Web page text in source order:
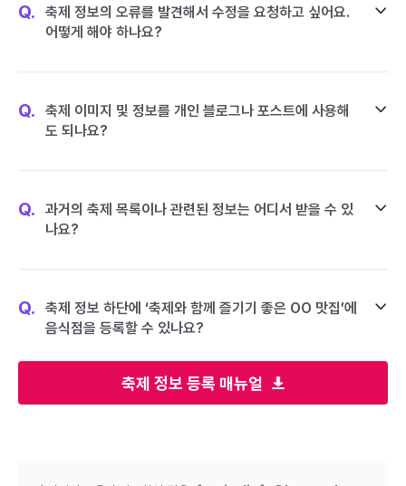
축제 정보 등록 매뉴얼
Q.
축제 정보의 오류를 발견해서 수정을 요청하고 싶어요.
어떻게 해야 하나요?
Q.
축제 이미지 및 정보를 개인 블로그나 포스트에 사용해
도 되나요?
Q.
과거의 축제 목록이나 관련된 정보는 어디서 받을 수 있
나요?
Q.
축제 정보 하단에 ‘축제와 함께 즐기기 좋은 OO 맛집’에
음식점을 등록할 수 있나요?